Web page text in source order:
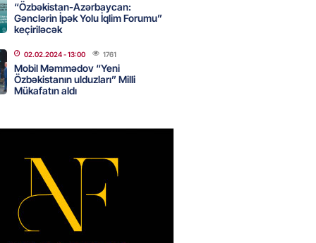
- 17:45
şənliyində yaralanan rus
– VİDEO
- 17:30
546 min manatı 20
- 17:15
“Özbəkistan-Azərbaycan:
Gənclərin İpək Yolu İqlim Forumu”
keçiriləcək
02.02.2024- 13:00 1761
Mobil Məmmədov “Yeni
Özbəkistanın ulduzları” Milli
Mükafatın aldı